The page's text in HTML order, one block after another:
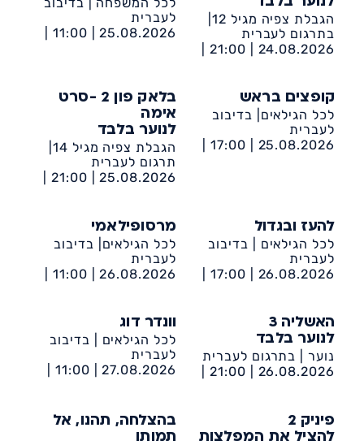
בתרגום לעברית
24.08.2026 |
21:00 |
לעברית
25.08.2026 |
11:00 |
קופצים בראש
לכל הגילאים| בדיבוב
לעברית
25.08.2026 |
17:00 |
בלאק פון 2 -סרט
אימה
לנוער בלבד
תרגום לעברית
25.08.2026 |
21:00 |
להעז ובגדול
לכל הגילאים | בדיבוב
לעברית
26.08.2026 |
17:00 |
מרסופילאמי
לכל הגילאים| בדיבוב
לעברית
26.08.2026 |
11:00 |
האשליה 3
לנוער בלבד
נוער | בתרגום לעברית
26.08.2026 |
21:00 |
וונדר דוג
לכל הגילאים | בדיבוב
לעברית
27.08.2026 |
11:00 |
פיניק 2
להציל את המפלצות
בהצלחה, תהנו, אל
תמותו